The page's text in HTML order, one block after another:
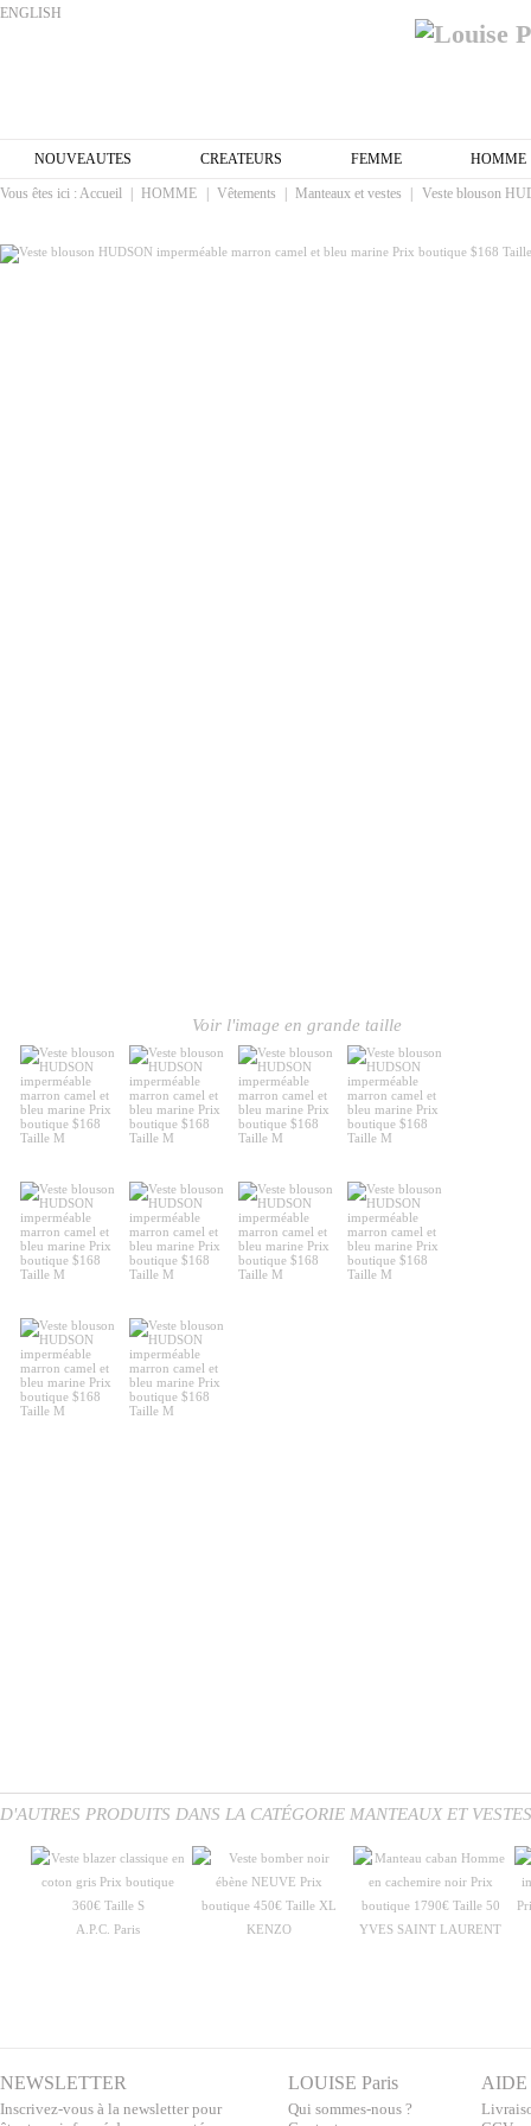
ENGLISH
NOUVEAUTES CREATEURS FEMME HOMME
Vous êtes ici : Accueil HOMME Vêtements Manteaux et vestes Veste blouson
Voir l'image en grande taille
D'AUTRES PRODUITS DANS LA CATÉGORIE MANTEAUX ET VESTES
A.P.C. Paris KENZO YVES SAINT LAURENT
NEWSLETTER
Inscrivez-vous à la newsletter pour
LOUISE Paris
Qui sommes-nous ?
AIDE